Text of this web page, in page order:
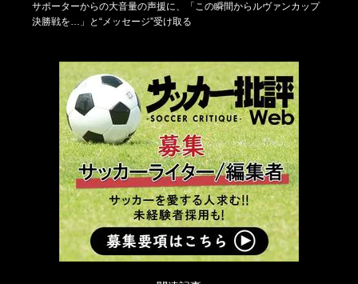
サポーターからの大音量の声援に、「この瞬間からルヴァンカップ
決勝戦を…」と“メッセージ”受け取る